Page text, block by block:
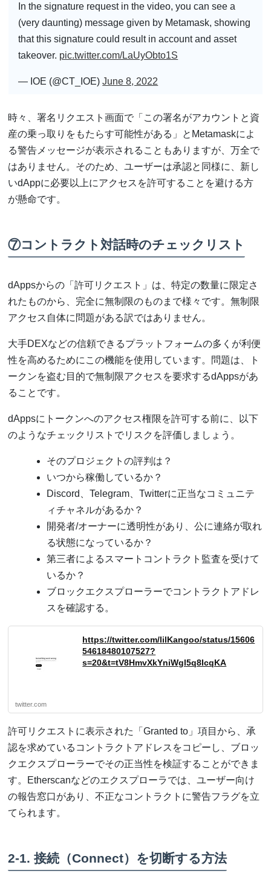
In the signature request in the video, you can see a
(very daunting) message given by Metamask, showing
that this signature could result in account and asset
takeover. pic.twitter.com/LaUyObto1S
— IOE (@CT_IOE)June 8, 2022
時々、署名リクエスト画面で「この署名がアカウントと資
産の乗っ取りをもたらす可能性がある」とMetamaskによ
る警告メッセージが表示されることもありますが、万全で
はありません。そのため、ユーザーは承認と同様に、新し
いdAppに必要以上にアクセスを許可することを避ける方
が懸命です。
⑦コントラクト対話時のチェックリスト
dAppsからの「許可リクエスト」は、特定の数量に限定さ
れたものから、完全に無制限のものまで様々です。無制限
アクセス自体に問題がある訳ではありません。
大手DEXなどの信頼できるプラットフォームの多くが利便
性を高めるためにこの機能を使用しています。問題は、ト
ークンを盗む目的で無制限アクセスを要求するdAppsがあ
ることです。
dAppsにトークンへのアクセス権限を許可する前に、以下
のようなチェックリストでリスクを評価しましょう。
そのプロジェクトの評判は？
いつから稼働しているか？
Discord、Telegram、Twitterに正当なコミュニテ
ィチャネルがあるか？
開発者/オーナーに透明性があり、公に連絡が取れ
る状態になっているか？
第三者によるスマートコントラクト監査を受けて
いるか？
ブロックエクスプローラーでコントラクトアドレ
スを確認する。
https://twitter.com/lilKangoo/status/15606
54618480107527?
s=20&t=tV8HmvXkYniWgl5q8IcqKA
twitter.com
許可リクエストに表示された「Granted to」項目から、承
認を求めているコントラクトアドレスをコピーし、ブロッ
クエクスプローラーでその正当性を検証することができま
す。Etherscanなどのエクスプローラでは、ユーザー向け
の報告窓口があり、不正なコントラクトに警告フラグを立
てられます。
2-1. 接続（Connect）を切断する方法